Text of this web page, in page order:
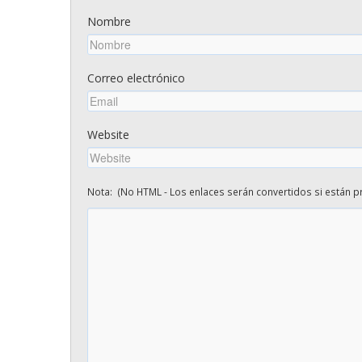
Nombre
Correo electrónico
Website
Nota: (No HTML - Los enlaces serán convertidos si están